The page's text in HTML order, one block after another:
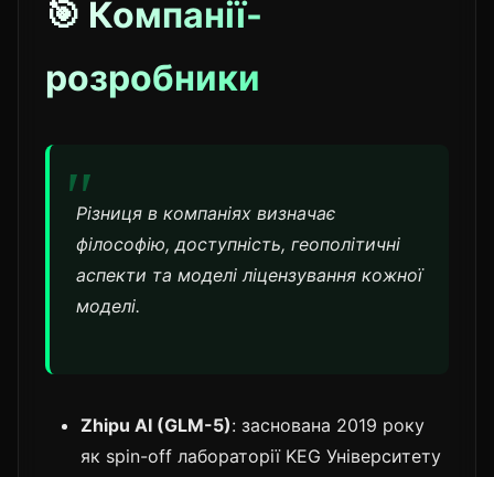
🎯 Компанії-
розробники
Різниця в компаніях визначає
філософію, доступність, геополітичні
аспекти та моделі ліцензування кожної
моделі.
Zhipu AI (GLM-5): заснована 2019 року
як spin-off лабораторії KEG Університету